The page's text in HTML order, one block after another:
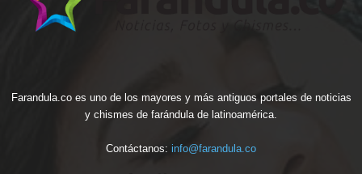
Farandula.co es uno de los mayores y más antiguos portales de noticias
y chismes de farándula de latinoamérica.
Contáctanos: info@farandula.co